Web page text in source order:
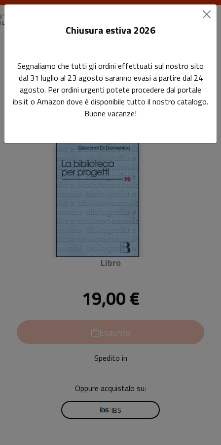
La biblioteca per progetti
Sottotitolo non presente
Giovanni Di Domenico
Libro
19,00 €
Esaurito
Spedito in
Oppure acquistalo su:
IBS
Chiusura estiva 2026
Segnaliamo che tutti gli ordini effettuati sul nostro sito
dal 31 luglio al 23 agosto saranno evasi a partire dal 24
agosto. Per ordini urgenti potete procedere dal portale
ibs.it o Amazon dove è disponibile tutto il nostro catalogo.
Buone vacanze!